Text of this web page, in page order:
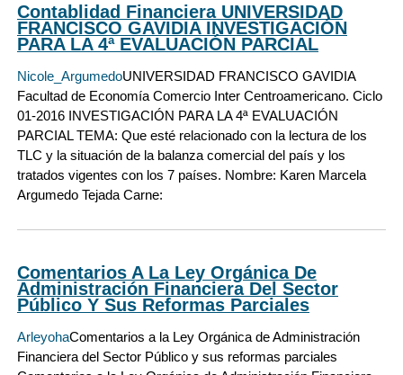
Contablidad Financiera UNIVERSIDAD
FRANCISCO GAVIDIA INVESTIGACIÓN
PARA LA 4ª EVALUACIÓN PARCIAL
Nicole_ArgumedoUNIVERSIDAD FRANCISCO GAVIDIA
Facultad de Economía Comercio Inter Centroamericano. Ciclo
01-2016 INVESTIGACIÓN PARA LA 4ª EVALUACIÓN
PARCIAL TEMA: Que esté relacionado con la lectura de los
TLC y la situación de la balanza comercial del país y los
tratados vigentes con los 7 países. Nombre: Karen Marcela
Argumedo Tejada Carne:
Comentarios A La Ley Orgánica De
Administración Financiera Del Sector
Público Y Sus Reformas Parciales
ArleyohaComentarios a la Ley Orgánica de Administración
Financiera del Sector Público y sus reformas parciales